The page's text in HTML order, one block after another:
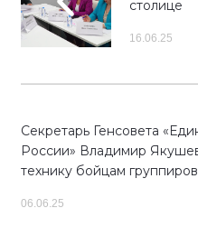
столице
16.06.25
Секретарь Генсовета
России» Владимир
технику бойцам
06.06.25